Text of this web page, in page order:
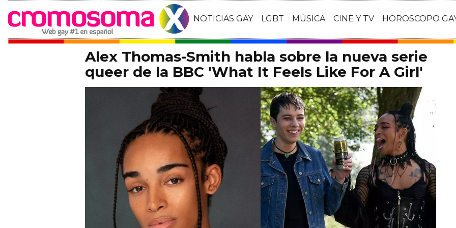
NOTICIAS GAY LGBT MÚSICA CINE Y TV HOROSCOPO
Alex Thomas-Smith habla sobre la nueva serie
queer de la BBC 'What It Feels Like For A Girl'